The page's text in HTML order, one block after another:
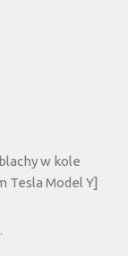
w kole
Tesla Model Y]